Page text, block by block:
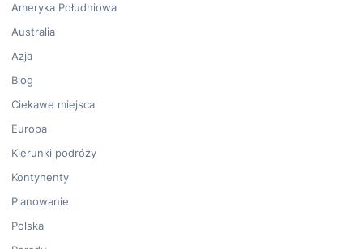
Ameryka Południowa
Australia
Azja
Blog
Ciekawe miejsca
Europa
Kierunki podróży
Kontynenty
Planowanie
Polska